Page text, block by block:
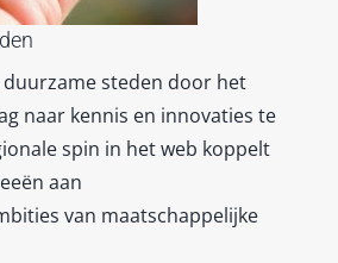
duurzame steden door het
naar kennis en innovaties te
spin in het web koppelt
aan
van maatschappelijke